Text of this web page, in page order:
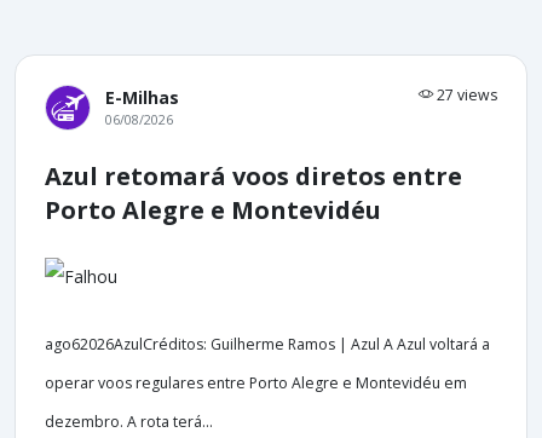
E-Milhas 27 views
06/08/2026
Azul retomará voos diretos entre
Porto Alegre e Montevidéu
ago62026AzulCréditos: Guilherme Ramos | Azul A Azul voltará a
operar voos regulares entre Porto Alegre e Montevidéu em
dezembro. A rota terá...